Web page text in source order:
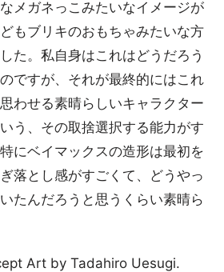
メガネっこみたいなイメージが
もブリキのおもちゃみたいな方
た。私自身はこれはどうだろう
ですが、それが最終的にはこれ
わせる素晴らしいキャラクター
う、その取捨選択する能力がす
にベイマックスの造形は最初を
落とし感がすごくて、どうやっ
たんだろうと思うくらい素晴ら
Art by Tadahiro Uesugi.